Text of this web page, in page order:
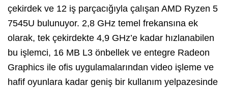
çekirdek ve 12 iş parçacığıyla çalışan AMD Ryzen 5
7545U bulunuyor. 2,8 GHz temel frekansına ek
olarak, tek çekirdekte 4,9 GHz’e kadar hızlanabilen
bu işlemci, 16 MB L3 önbellek ve entegre Radeon
Graphics ile ofis uygulamalarından video işleme ve
hafif oyunlara kadar geniş bir kullanım yelpazesinde